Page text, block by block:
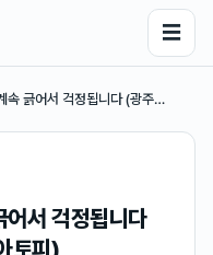
☰
속 긁어서 걱정됩니다 (광주…
어서 걱정됩니다
토피)